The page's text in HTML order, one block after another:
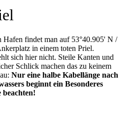
findet man auf 53°40.905' N /
in einem toten Priel.
sich hier nicht. Steile Kanten und
Schlick machen das zu keinem
Nur eine halbe Kabellänge nach
beginnt ein Besonderes
beachten!